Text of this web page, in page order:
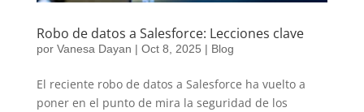
Robo de datos a Salesforce: Lecciones clave
por Vanesa Dayan | Oct 8, 2025 | Blog
El reciente robo de datos a Salesforce ha vuelto a
poner en el punto de mira la seguridad de los